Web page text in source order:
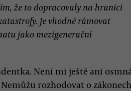
že to dopracovaly na hranici
Je vhodné rámovat
jako mezigenerační
Není mi ještě ani
rozhodovat o